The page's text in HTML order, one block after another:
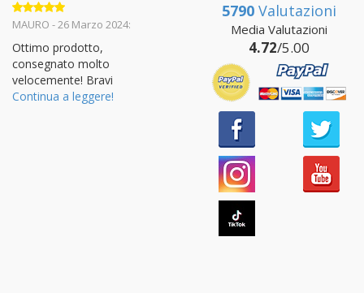
Valutato5
MAURO - 26 Marzo 2024:
Ottimo prodotto,
consegnato molto
velocemente! Bravi
Continua a leggere!
5790 Valutazioni
Media Valutazioni
4.72/5.00